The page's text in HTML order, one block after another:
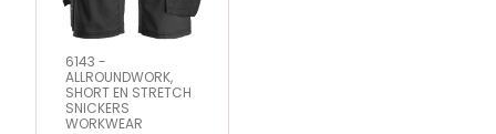
6143 -
ALLROUNDWORK,
SHORT EN STRETCH
SNICKERS
WORKWEAR